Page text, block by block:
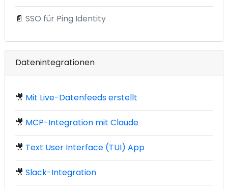
📄 SSO für Ping Identity
Datenintegrationen
🎥 Mit Live-Datenfeeds erstellt
🎥 MCP-Integration mit Claude
🎥 Text User Interface (TUI) App
🎥 Slack-Integration